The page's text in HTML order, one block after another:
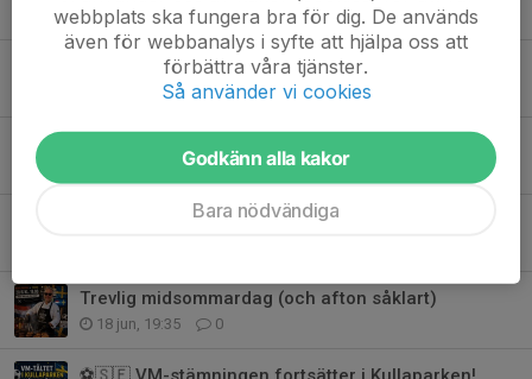
28 jun, 22:53 0
24 jun, 16:17 0
24 jun, 10:09 0
Trevlig midsommardag (och afton såklart)
18 jun, 19:35 0
webbplats ska fungera bra för dig. De används
även för webbanalys i syfte att hjälpa oss att
förbättra våra tjänster.
Så använder vi cookies
Godkänn alla kakor
Bara nödvändiga